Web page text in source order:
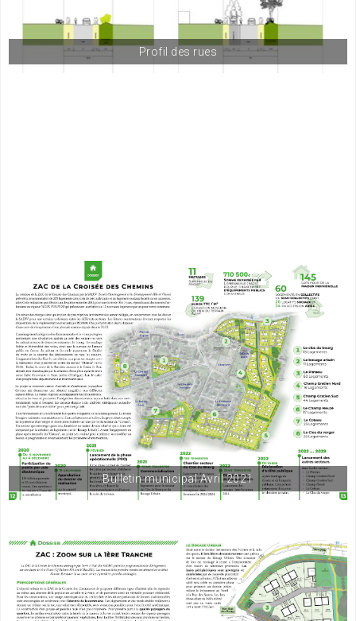
Profil des rues
Bulletin municipal Avril 2021